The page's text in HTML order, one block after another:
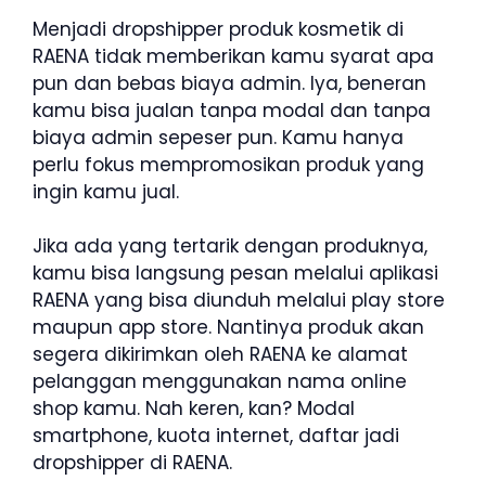
Menjadi dropshipper produk kosmetik di
RAENA tidak memberikan kamu syarat apa
pun dan bebas biaya admin. Iya, beneran
kamu bisa jualan tanpa modal dan tanpa
biaya admin sepeser pun. Kamu hanya
perlu fokus mempromosikan produk yang
ingin kamu jual.
Jika ada yang tertarik dengan produknya,
kamu bisa langsung pesan melalui aplikasi
RAENA yang bisa diunduh melalui play store
maupun app store. Nantinya produk akan
segera dikirimkan oleh RAENA ke alamat
pelanggan menggunakan nama online
shop kamu. Nah keren, kan? Modal
smartphone, kuota internet, daftar jadi
dropshipper di RAENA.